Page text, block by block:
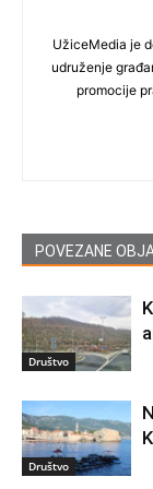
UžiceMedia je
udruženje
promocije
POVEZANE
Društvo
Društvo